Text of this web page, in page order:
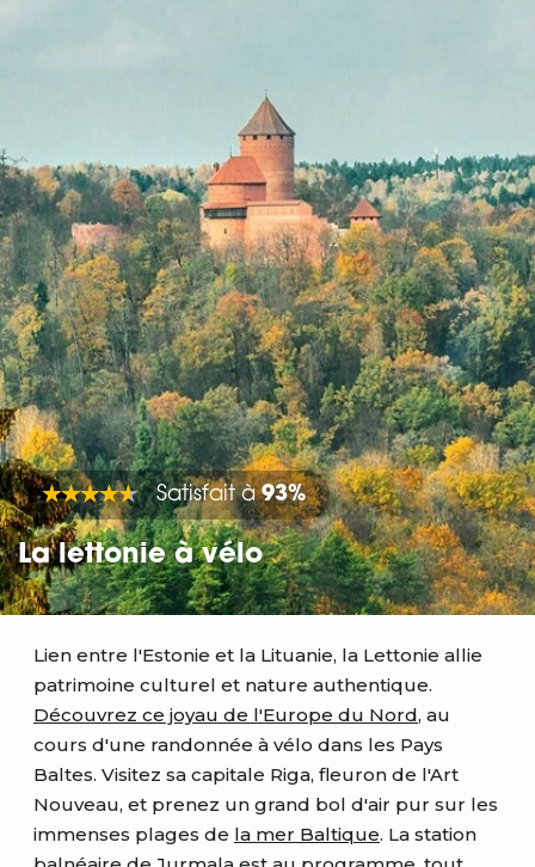
Satisfait à93%
La lettonie à vélo
Lien entre l'Estonie et la Lituanie, la Lettonie allie
patrimoine culturel et nature authentique.
Découvrez ce joyau de l'Europe du Nord, au
cours d'une randonnée à vélo dans les Pays
Baltes. Visitez sa capitale Riga, fleuron de l'Art
Nouveau, et prenez un grand bol d'air pur sur les
immenses plages de la mer Baltique. La station